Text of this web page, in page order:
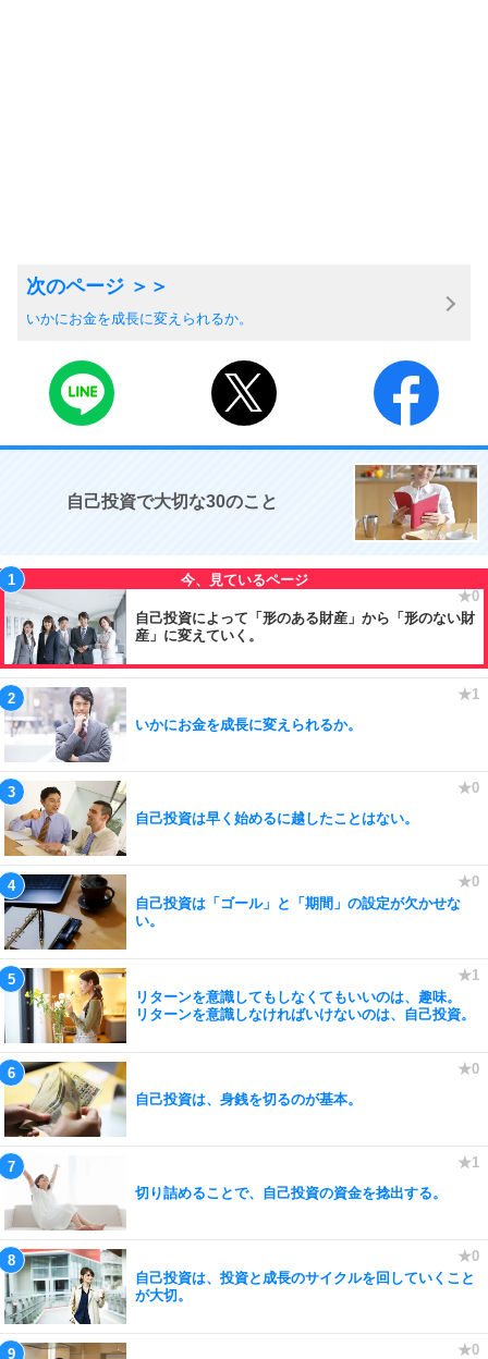
いかにお金を成長に変えられるか。
自己投資で大切な30のこと
自己投資によって「形のある財産」から「形のない財
産」に変えていく。
いかにお金を成長に変えられるか。
自己投資は早く始めるに越したことはない。
自己投資は「ゴール」と「期間」の設定が欠かせな
い。
リターンを意識してもしなくてもいいのは、趣味。
リターンを意識しなければいけないのは、自己投資。
自己投資は、身銭を切るのが基本。
切り詰めることで、自己投資の資金を捻出する。
自己投資は、投資と成長のサイクルを回していくこと
が大切。